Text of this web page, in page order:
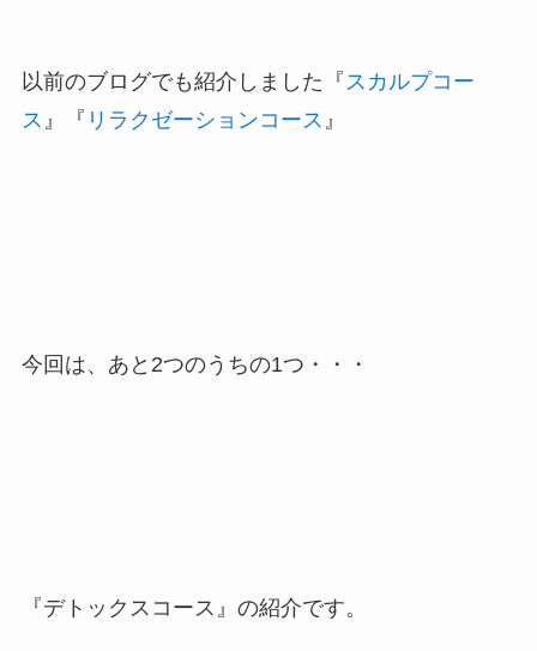
以前のブログでも紹介しました『スカルプコー
ス 』『 リラクゼーションコース 』
今回は、あと2つのうちの1つ・・・
『デトックスコース』の紹介です。